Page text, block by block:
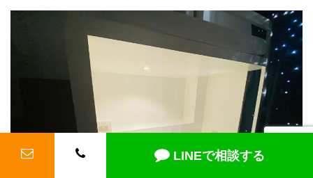
LINEで相談する